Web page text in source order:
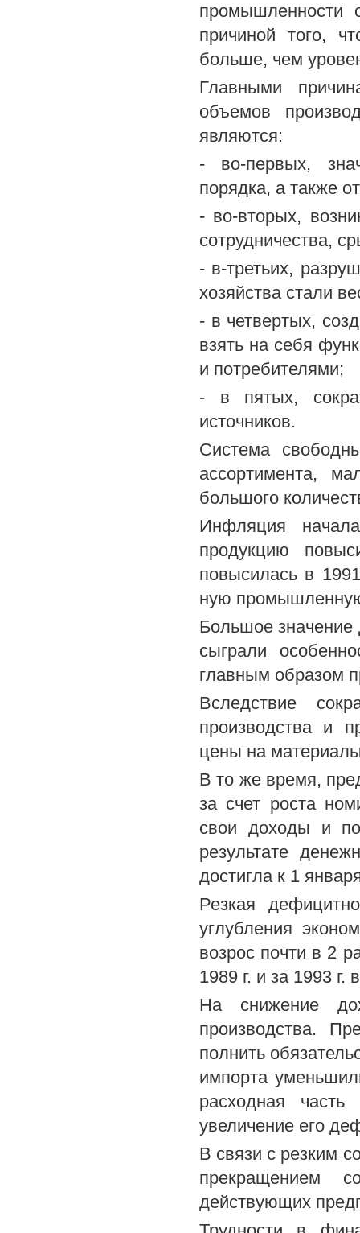
промышленности
причиной того,
больше, чем
Главными
объемов
являются:
- во-первых,
порядка, а также
- во-вторых,
сотрудничества,
- в-третьих,
хозяйства стали
- в четвертых,
взять на себя
и потребителями;
- в пятых,
источников.
Система
ассортимента,
большого
Инфляция
продукцию
повысилась в
ную
Большое
сыграли
главным образом
Вследствие
производства и
цены на
В то же время,
за счет роста
свои доходы и
результате
достигла к 1
Резкая
углубления
возрос почти в 2
1989 г. и за 1993 г.
На снижение
производства.
полнить
импорта
расходная
увеличение его
В связи с резким
прекращением
действующих